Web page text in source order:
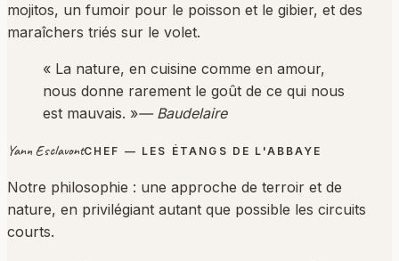
mojitos, un fumoir pour le poisson et le gibier, et des
maraîchers triés sur le volet.
« La nature, en cuisine comme en amour,
nous donne rarement le goût de ce qui nous
est mauvais. »— Baudelaire
Yann EsclavontCHEF — LES ÉTANGS DE L'ABBAYE
Notre philosophie : une approche de terroir et de
nature, en privilégiant autant que possible les circuits
courts.